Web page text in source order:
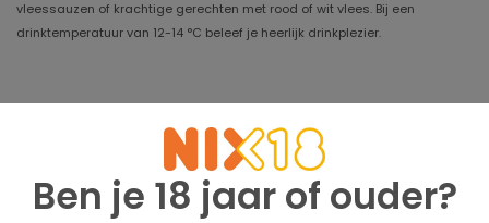
Ben je 18 jaar of ouder?
vleessauzen of krachtige gerechten met rood of wit vlees. Bij een
drinktemperatuur van 12-14 °C beleef je heerlijk drinkplezier.
2028
Druivensoort
Merlot, Cabernet Sauvignon,
Gaglioppo